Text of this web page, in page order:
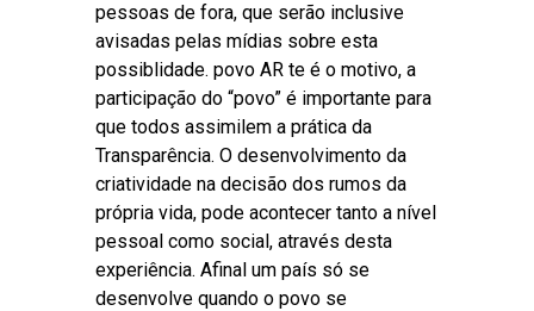
pessoas de fora, que serão inclusive
avisadas pelas mídias sobre esta
possiblidade. povo AR te é o motivo, a
participação do “povo” é importante para
que todos assimilem a prática da
Transparência. O desenvolvimento da
criatividade na decisão dos rumos da
própria vida, pode acontecer tanto a nível
pessoal como social, através desta
experiência. Afinal um país só se
desenvolve quando o povo se